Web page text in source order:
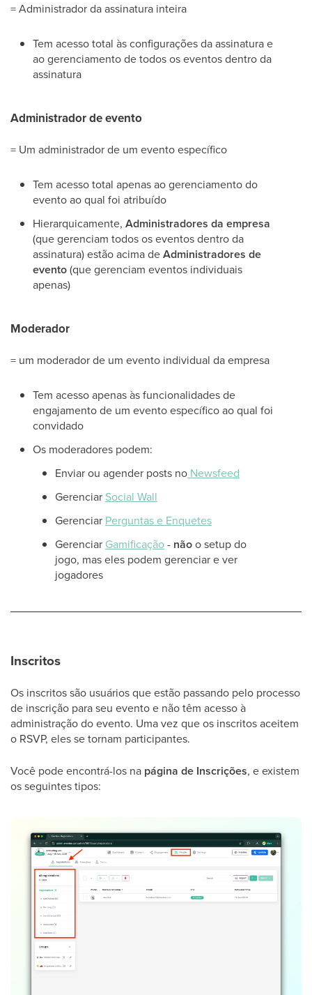
= Administrador da assinatura inteira
Tem acesso total às configurações da assinatura e
ao gerenciamento de todos os eventos dentro da
assinatura
Administrador de evento
= Um administrador de um evento específico
Tem acesso total apenas ao gerenciamento do
evento ao qual foi atribuído
Hierarquicamente, Administradores da empresa
(que gerenciam todos os eventos dentro da
assinatura) estão acima deAdministradores de
evento(que gerenciam eventos individuais
apenas)
Moderador
= um moderador de um evento individual da empresa
Tem acesso apenas às funcionalidades de
engajamento de um evento específico ao qual foi
convidado
Os moderadores podem:
Enviar ou agender posts no Newsfeed
Gerenciar Social Wall
Gerenciar Perguntas e Enquetes
Gerenciar Gamificação- nãoo setup do
jogo, mas eles podem gerenciar e ver
jogadores
Inscritos
Os inscritos são usuários que estão passando pelo processo
de inscrição para seu evento e não têm acesso à
administração do evento. Uma vez que os inscritos aceitem
o RSVP, eles se tornam participantes.
Você pode encontrá-los na página de Inscrições, e existem
os seguintes tipos: